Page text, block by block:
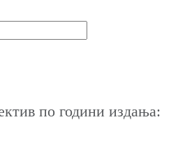
по години издања: